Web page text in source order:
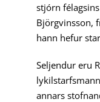
stjórn
Björgvinsson,
hann hefur
Seljendur eru
annars